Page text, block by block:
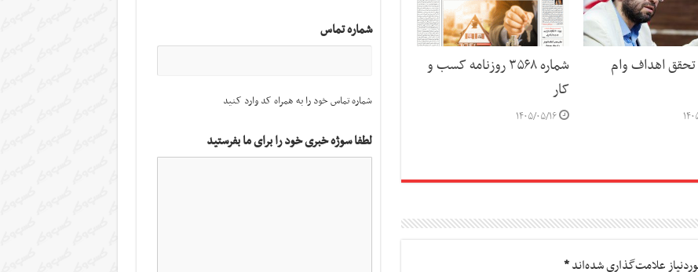
تحقق اهداف وام
۱۶
شماره ۳۵۶۸ روزنامه کسب و
کار
۱۴۰۵/۰۵/۱۶
علامت‌گذاری شده‌اند*
شماره تماس
شماره تماس خود را به همراه کد وارد کنید
لطفا سوژه خبری خود را برای ما بفرستید